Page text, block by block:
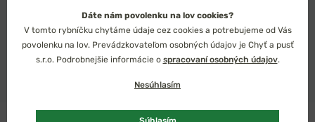
Obchodné podmienky
Ochrana osobných údajov
Technické riešenie: Simplia s.r.o.
Strategický dizajn: Petr Široký
Dáte nám povolenku na lov cookies?
V tomto rybníčku chytáme údaje cez cookies a potrebujeme od Vás
povolenku na lov. Prevádzkovateľom osobných údajov je Chyť a pusť
s.r.o. Podrobnejšie informácie o spracovaní osobných údajov.
Nesúhlasím